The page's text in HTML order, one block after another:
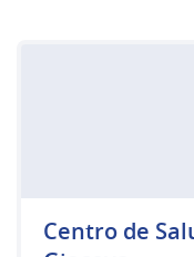
Centro de